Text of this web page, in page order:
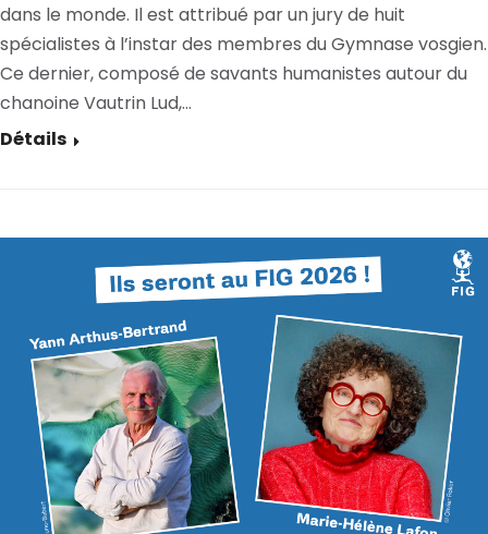
dans le monde. Il est attribué par un jury de huit
spécialistes à l’instar des membres du Gymnase vosgien.
Ce dernier, composé de savants humanistes autour du
chanoine Vautrin Lud,…
Détails